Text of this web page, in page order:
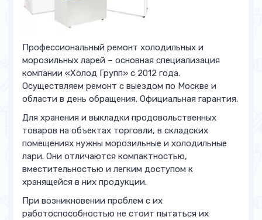
Профессиональный ремонт холодильных и
морозильных ларей – основная специализация
компании «Холод Групп» с 2012 года.
Осуществляем ремонт с выездом по Москве и
области в день обращения. Официальная гарантия.
Для хранения и выкладки продовольственных
товаров на объектах торговли, в складских
помещениях нужны морозильные и холодильные
лари. Они отличаются компактностью,
вместительностью и легким доступом к
хранящейся в них продукции.
При возникновении проблем с их
работоспособностью не стоит пытаться их